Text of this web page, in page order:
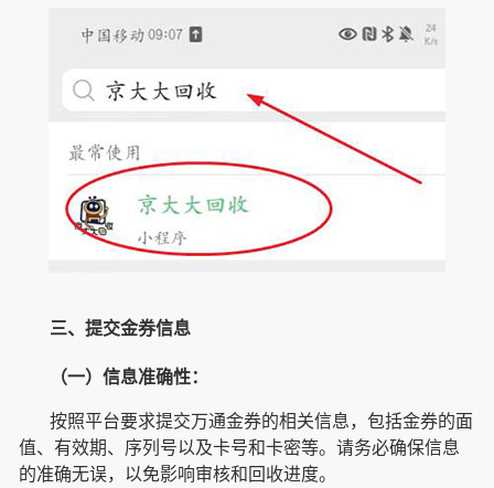
三、提交金券信息
（一）信息准确性：
按照平台要求提交万通金券的相关信息，包括金券的面
值、有效期、序列号以及卡号和卡密等。请务必确保信息
的准确无误，以免影响审核和回收进度。